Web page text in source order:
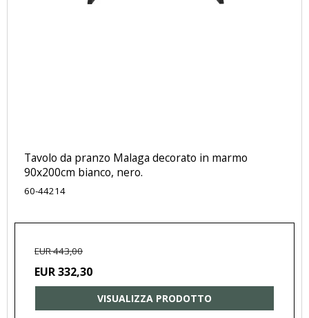
Tavolo da pranzo Malaga decorato in marmo
90x200cm bianco, nero.
60-44214
EUR 443,00
EUR 332,30
VISUALIZZA PRODOTTO